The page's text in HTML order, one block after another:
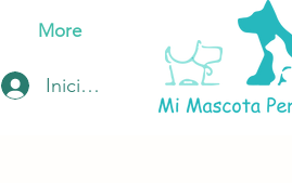
More
Iniciar sesión